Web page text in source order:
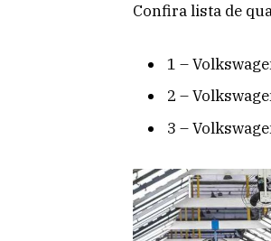
Confira lista de
1 –
2 –
3 –